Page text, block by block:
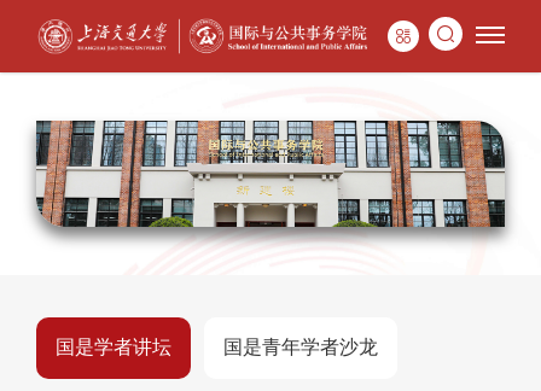
国是学者讲坛 国是青年学者沙龙